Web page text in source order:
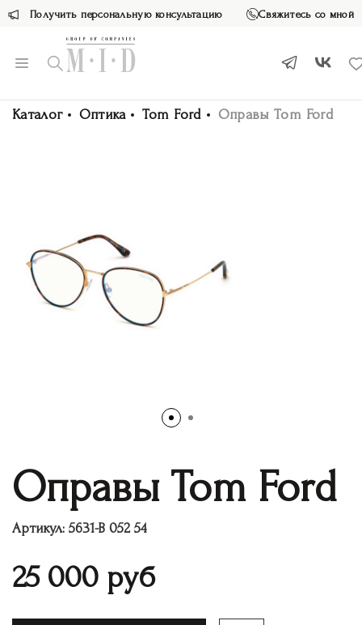
Получить персональную консультацию Свяжитесь со мной
Каталог Оптика Tom Ford Оправы Tom Ford
Оправы Tom Ford
Артикул: 5631-B 052 54
25 000 руб